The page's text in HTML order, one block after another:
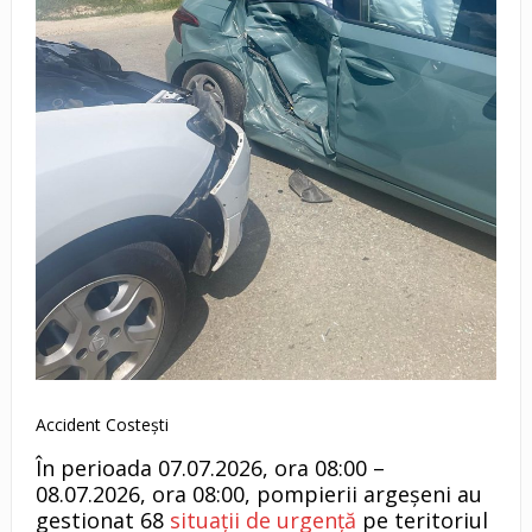
Accident Costești
În perioada 07.07.2026, ora 08:00 –
08.07.2026, ora 08:00, pompierii argeșeni au
gestionat 68 situații de urgență pe teritoriul